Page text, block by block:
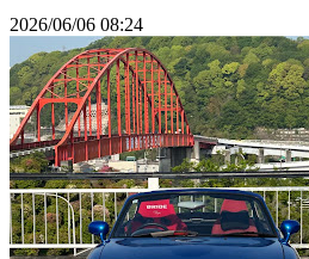
2026/06/06 08:24